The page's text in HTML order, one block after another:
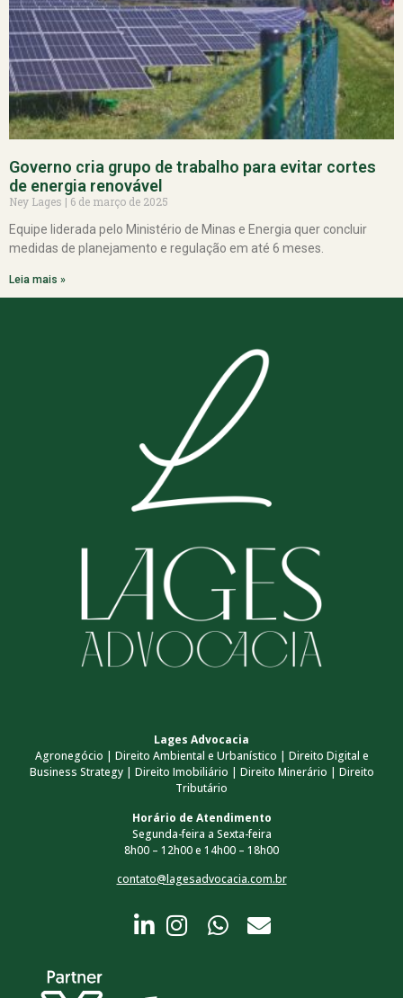
Governo cria grupo de trabalho para evitar cortes
de energia renovável
Ney Lages
6 de março de 2025
Equipe liderada pelo Ministério de Minas e Energia quer concluir
medidas de planejamento e regulação em até 6 meses.
Leia mais »
Lages Advocacia
Agronegócio | Direito Ambiental e Urbanístico | Direito Digital e
Business Strategy | Direito Imobiliário | Direito Minerário | Direito
Tributário
Horário de Atendimento
Segunda-feira a Sexta-feira
8h00 – 12h00 e 14h00 – 18h00
contato@lagesadvocacia.com.br